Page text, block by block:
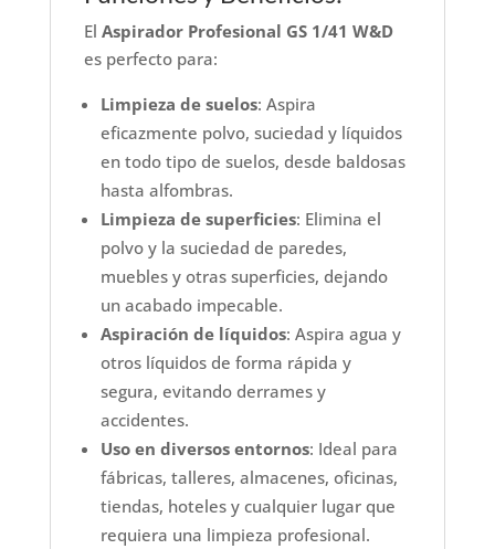
El Aspirador Profesional GS 1/41 W&D
es perfecto para:
Limpieza de suelos: Aspira
eficazmente polvo, suciedad y líquidos
en todo tipo de suelos, desde baldosas
hasta alfombras.
Limpieza de superficies: Elimina el
polvo y la suciedad de paredes,
muebles y otras superficies, dejando
un acabado impecable.
Aspiración de líquidos: Aspira agua y
otros líquidos de forma rápida y
segura, evitando derrames y
accidentes.
Uso en diversos entornos: Ideal para
fábricas, talleres, almacenes, oficinas,
tiendas, hoteles y cualquier lugar que
requiera una limpieza profesional.